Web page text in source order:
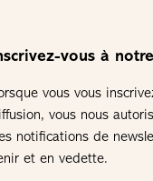
vous à
vous vous
vous nous
notifications de
et en vedette.